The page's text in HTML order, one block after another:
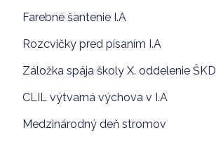
Farebné šantenie I.A
Rozcvičky pred písaním I.A
Záložka spája školy X. oddelenie ŠKD
CLIL výtvarná výchova v I.A
Medzinárodný deň stromov